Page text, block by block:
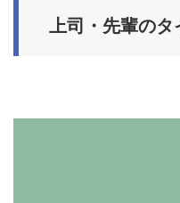
上司・先輩のタ